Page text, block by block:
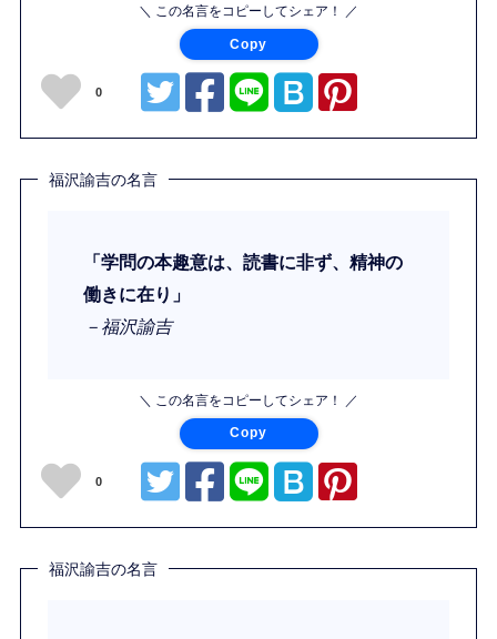
＼ この名言をコピーしてシェア！ ／
Copy
0
福沢諭吉の名言
「学問の本趣意は、読書に非ず、精神の
働きに在り」
－福沢諭吉
＼ この名言をコピーしてシェア！ ／
Copy
0
福沢諭吉の名言